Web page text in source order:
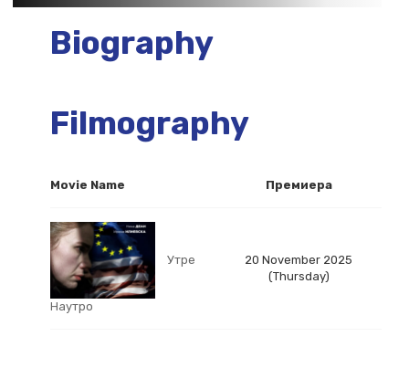
Biography
Filmography
Movie Name Премиера
Утре
Наутро
20 November 2025
(Thursday)